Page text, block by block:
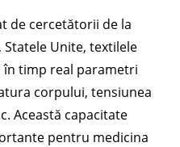
de cercetătorii de la
Unite, textilele
timp real parametri
corpului, tensiunea
Această capacitate
pentru medicina